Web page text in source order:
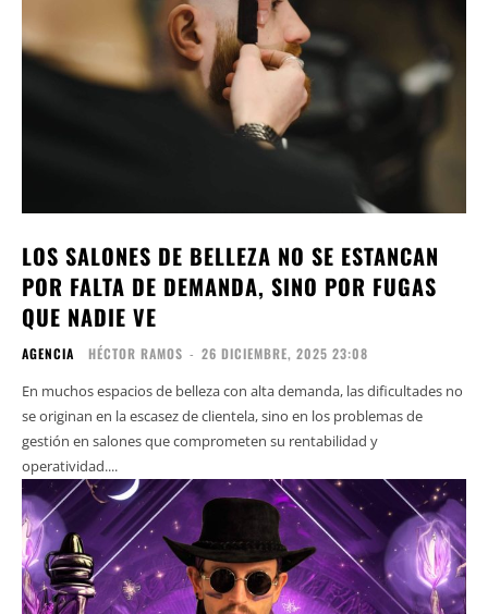
LOS SALONES DE BELLEZA NO SE ESTANCAN
POR FALTA DE DEMANDA, SINO POR FUGAS
QUE NADIE VE
AGENCIA HÉCTOR RAMOS - 26 DICIEMBRE, 2025 23:08
En muchos espacios de belleza con alta demanda, las dificultades no
se originan en la escasez de clientela, sino en los problemas de
gestión en salones que comprometen su rentabilidad y
operatividad....